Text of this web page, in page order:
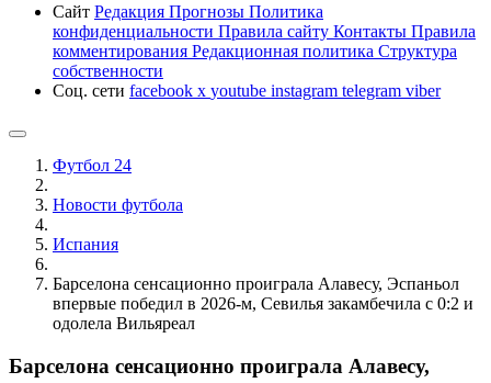
Сайт Редакция Прогнозы Политика
конфиденциальности Правила сайту Контакты Правила
комментирования Редакционная политика Структура
собственности
Соц. сети facebook x youtube instagram telegram viber
Футбол 24
Новости футбола
Испания
Барселона сенсационно проиграла Алавесу, Эспаньол
впервые победил в 2026-м, Севилья закамбечила с 0:2 и
одолела Вильяреал
Барселона сенсационно проиграла Алавесу,